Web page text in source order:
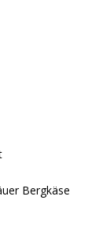
Bergkäse